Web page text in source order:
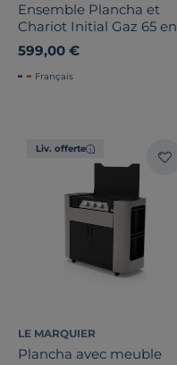
Ensemble Plancha et
Chariot Initial Gaz 65 en
Acier Noir et Inox
599,00 €
Français
Liv. offerte
LE MARQUIER
Plancha avec meuble